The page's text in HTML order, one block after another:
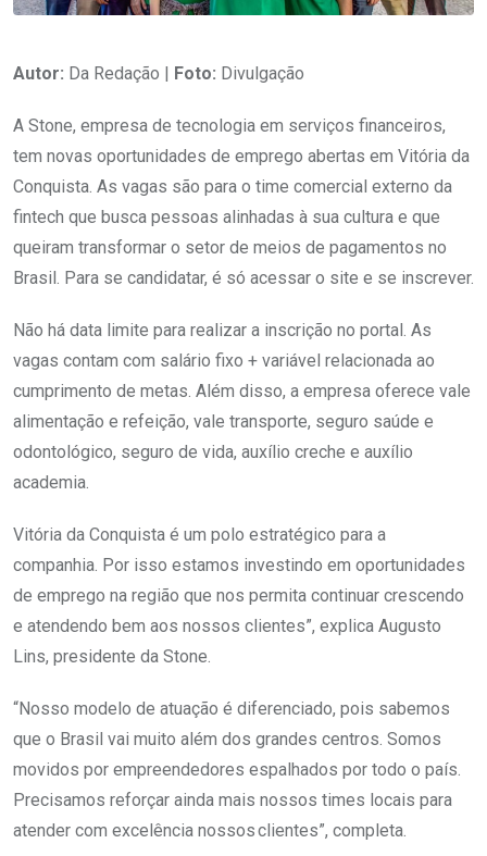
Autor: Da Redação | Foto: Divulgação
A Stone, empresa de tecnologia em serviços financeiros,
tem novas oportunidades de emprego abertas em Vitória da
Conquista. As vagas são para o time comercial externo da
fintech que busca pessoas alinhadas à sua cultura e que
queiram transformar o setor de meios de pagamentos no
Brasil. Para se candidatar, é só acessar o site e se inscrever.
Não há data limite para realizar a inscrição no portal. As
vagas contam com salário fixo + variável relacionada ao
cumprimento de metas. Além disso, a empresa oferece vale
alimentação e refeição, vale transporte, seguro saúde e
odontológico, seguro de vida, auxílio creche e auxílio
academia.
Vitória da Conquista é um polo estratégico para a
companhia. Por isso estamos investindo em oportunidades
de emprego na região que nos permita continuar crescendo
e atendendo bem aos nossos clientes”, explica Augusto
Lins, presidente da Stone.
“Nosso modelo de atuação é diferenciado, pois sabemos
que o Brasil vai muito além dos grandes centros. Somos
movidos por empreendedores espalhados por todo o país.
Precisamos reforçar ainda mais nossos times locais para
atender com excelência nossos clientes”, completa.